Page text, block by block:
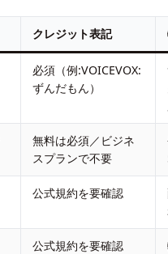
クレジット表記
必須（例:VOICEVOX:
ずんだもん）
無料は必須／ビジネ
スプランで不要
公式規約を要確認
公式規約を要確認